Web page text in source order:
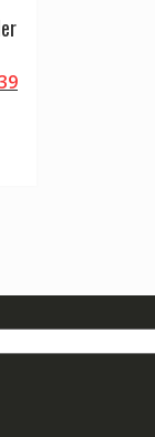
Aktueller